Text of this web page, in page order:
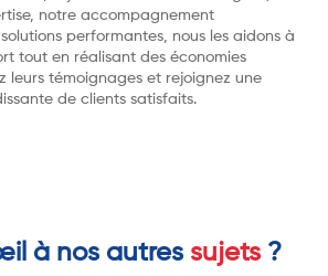
notre accompagnement
performantes, nous les aidons à
tout en réalisant des économies
leurs témoignages et rejoignez une
de clients satisfaits.
à nos autres sujets ?